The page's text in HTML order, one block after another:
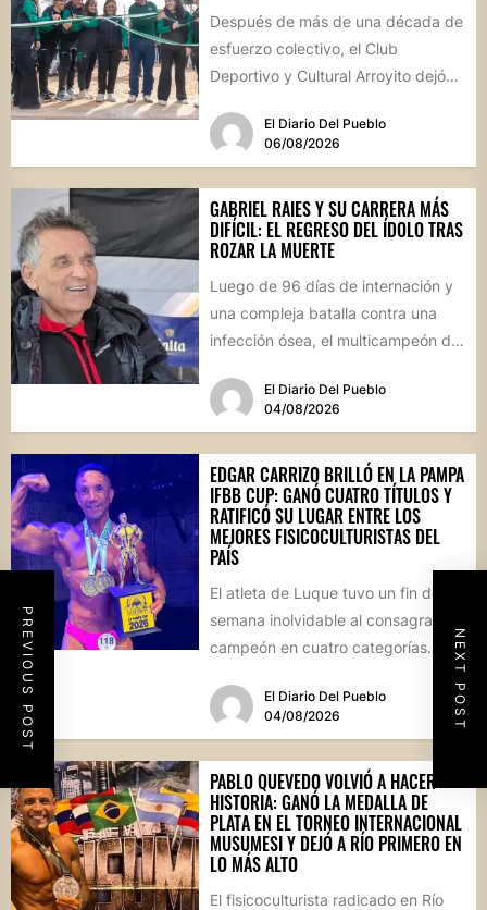
PREVIOUS POST NEXT POST
Después de más de una década de
esfuerzo colectivo, el Club
Deportivo y Cultural Arroyito dejó
cancha...El Diario Del Pueblo
06/08/2026
GABRIEL RAIES Y SU CARRERA MÁS
DIFÍCIL: EL REGRESO DEL ÍDOLO TRAS
ROZAR LA MUERTE
Luego de 96 días de internación y
una compleja batalla contra una
infección ósea, el multicampeón de
El Diario Del Pueblo
04/08/2026
EDGAR CARRIZO BRILLÓ EN LA PAMPA
IFBB CUP: GANÓ CUATRO TÍTULOS Y
RATIFICÓ SU LUGAR ENTRE LOS
MEJORES FISICOCULTURISTAS DEL
PAÍS
El atleta de Luque tuvo un fin de
semana inolvidable al consagrarse
campeón en cuatro categorías
competencia...El Diario Del Pueblo
04/08/2026
PABLO QUEVEDO VOLVIÓ A HACER
HISTORIA: GANÓ LA MEDALLA DE
PLATA EN EL TORNEO INTERNACIONAL
MUSUMESI Y DEJÓ A RÍO PRIMERO EN
LO MÁS ALTO
El fisicoculturista radicado en Río